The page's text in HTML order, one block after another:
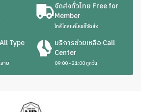
จัดส่งทั่วไทย Free for
Member
ใกล้ไกลแค่ไหนก็จัดส่ง
Type
าย
บริการช่วยเหลือ Call
Center
09:00 - 21:00 ทุกวัน